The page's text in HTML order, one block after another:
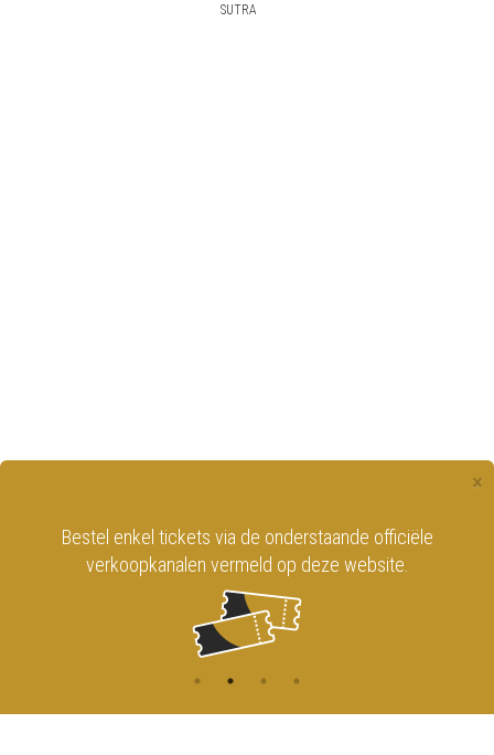
SUTRA
×
Bestel enkel tickets via de onderstaande officiële
verkoopkanalen vermeld op deze website.